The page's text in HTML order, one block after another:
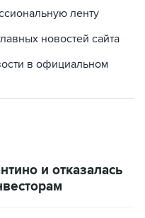
ленту
новостей сайта
в официальном
и отказалась